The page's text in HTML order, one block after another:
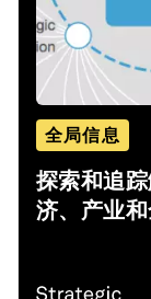
全局信息
探索和追
济、产业